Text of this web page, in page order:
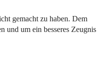
gemacht zu haben. Dem
und um ein besseres Zeugnis